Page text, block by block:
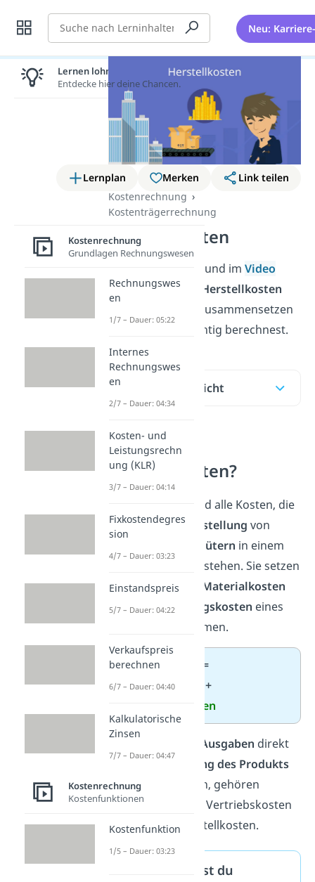
Suche Neu:
Lernplan Merken
Link teilen
Kostenrechnung
Kostenträgerrechnung
Herstellkosten
In diesem Beitrag und im Video
erfährst du, was
Herstellkosten
sind, wie sie sich zusammensetzen
und wie du sie richtig berechnest.
Inhaltsübersicht
Was sind
Herstellkosten?
Herstellkosten sind alle Kosten, die
direkt bei derHerstellung von
Gütern in einem
Unternehmen entstehen. Sie setzen
sich also aus den
Materialkosten
und denFertigungskosten eines
Produktes zusammen.
Herstellkosten =
Materialkosten +
Fertigungskosten
Ausgaben direkt
mit der
Herstellung des Produkts
zusammenhängen, gehören
Verwaltungs- und Vertriebskosten
nichtzu den Herstellkosten.
Dafür brauchst du
Lernen lohnt sich!
Entdecke hier deine Chancen.
Kostenrechnung
Grundlagen Rechnungswesen
Rechnungswes
en
1/7 – Dauer: 05:22
Internes
Rechnungswes
en
2/7 – Dauer: 04:34
Kosten- und
Leistungsrechn
ung (KLR)
3/7 – Dauer: 04:14
Fixkostendegres
sion
4/7 – Dauer: 03:23
Einstandspreis
5/7 – Dauer: 04:22
Verkaufspreis
berechnen
6/7 – Dauer: 04:40
Kalkulatorische
Zinsen
7/7 – Dauer: 04:47
Kostenrechnung
Kostenfunktionen
Kostenfunktion
1/5 – Dauer: 03:23